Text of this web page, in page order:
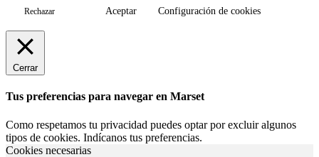
Rechazar Aceptar Configuración de cookies
Cerrar
Tus preferencias para navegar en Marset
Como respetamos tu privacidad puedes optar por excluir algunos
tipos de cookies. Indícanos tus preferencias.
Cookies necesarias